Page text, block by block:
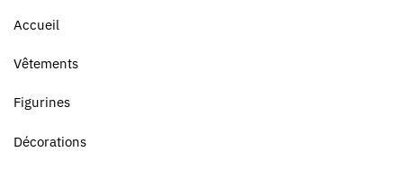
Accueil
Vêtements
Figurines
Décorations